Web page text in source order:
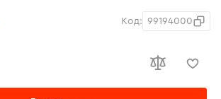
Код: 99194000